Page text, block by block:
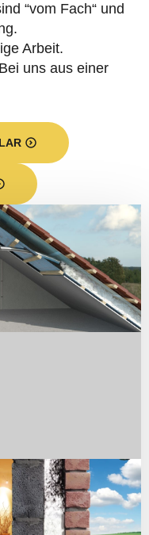
“vom Fach“ und
Arbeit.
uns aus einer